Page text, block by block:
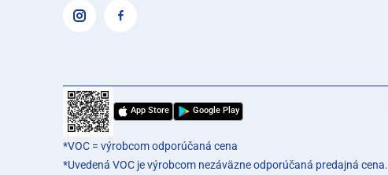
App Store Google Play
*VOC = výrobcom odporúčaná cena
*Uvedená VOC je výrobcom nezáväzne odporúčaná predajná cena.